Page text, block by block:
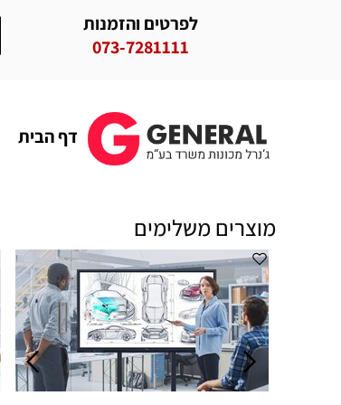
לפרטים והזמנות
073-7281111
דף הבית
מוצרים משלימים